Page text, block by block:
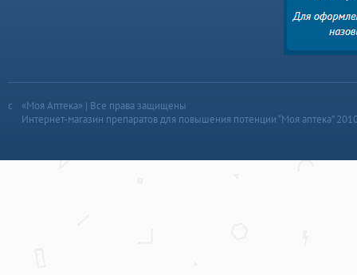
«Моя Аптека» | Все права защищены
Интернет-магазин препаратов для повышения потенции “Моя аптека”